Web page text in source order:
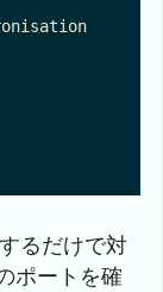
るだけで対
ポートを確